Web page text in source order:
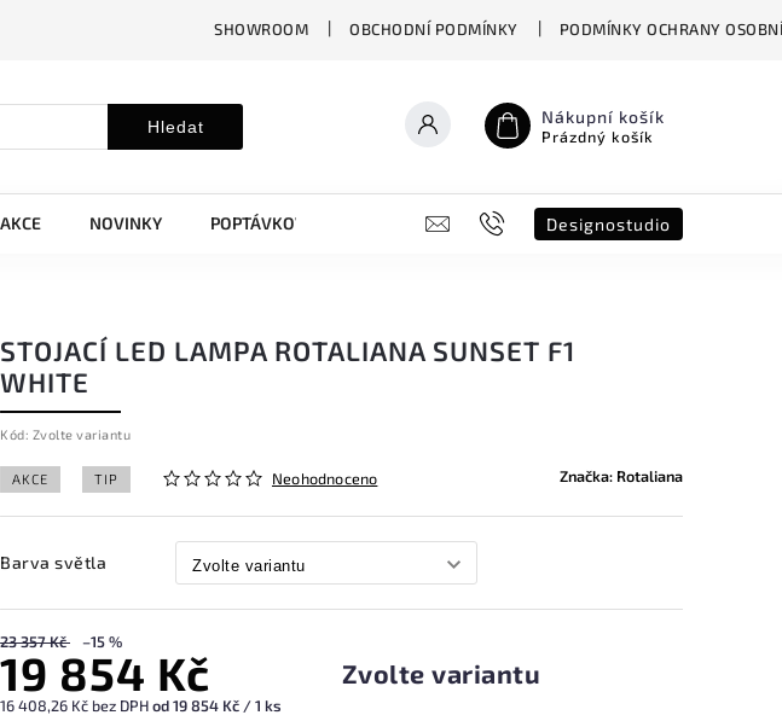
SHOWROOM OBCHODNÍ PODMÍNKY PODMÍNKY OCHRANY
Hledat Nákupní košík
Prázdný košík
AKCE NOVINKY POPTÁVKOVÝ FORMULÁŘ B2B SHOWROOM
Designostudio
STOJACÍ LED LAMPA ROTALIANA SUNSET F1
WHITE
Kód: Zvolte variantu
AKCE TIP Neohodnoceno Značka: Rotaliana
Barva světla
23 357 Kč –15 %
19 854 Kč
16 408,26 Kč bez DPHod 19 854 Kč / 1 ks
Zvolte variantu